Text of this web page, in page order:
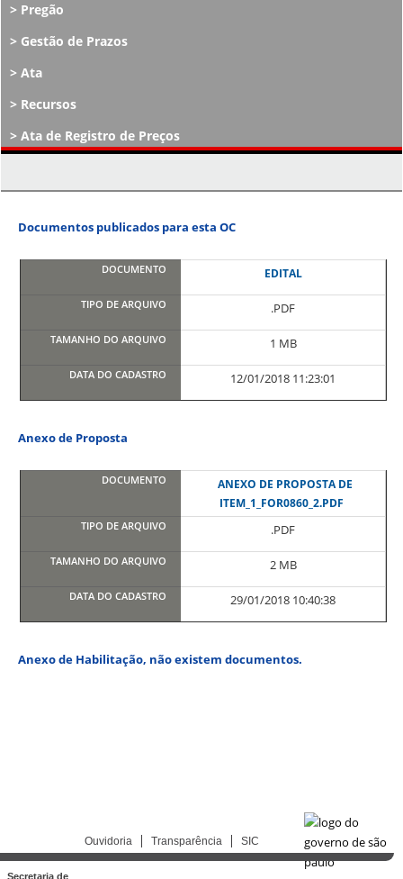
Pregão
Gestão de Prazos
Ata
Recursos
Ata de Registro de Preços
Documentos publicados para esta OC
EDITAL
.PDF
1 MB
12/01/2018 11:23:01
Anexo de Proposta
ANEXO DE PROPOSTA DE
ITEM_1_FOR0860_2.PDF
.PDF
2 MB
29/01/2018 10:40:38
Anexo de Habilitação, não existem documentos.
Ouvidoria Transparência SIC
Secretaria de